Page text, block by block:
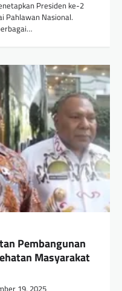
Presiden ke-2
Pahlawan Nasional.
Pembangunan
Masyarakat